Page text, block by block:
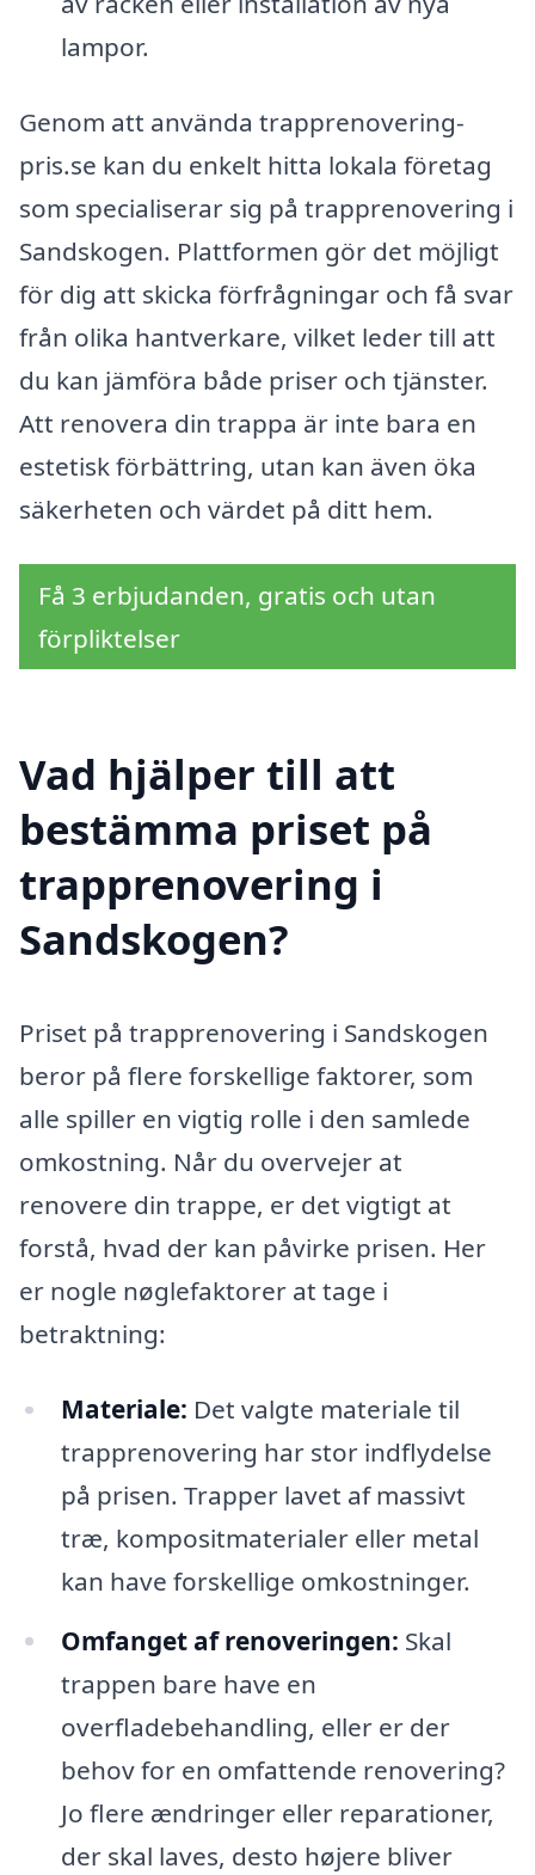
lampor.
Genom att använda trapprenovering-
pris.se kan du enkelt hitta lokala företag
som specialiserar sig på trapprenovering i
Sandskogen. Plattformen gör det möjligt
för dig att skicka förfrågningar och få svar
från olika hantverkare, vilket leder till att
du kan jämföra både priser och tjänster.
Att renovera din trappa är inte bara en
estetisk förbättring, utan kan även öka
säkerheten och värdet på ditt hem.
Få 3 erbjudanden, gratis och utan
förpliktelser
Vad hjälper till att
bestämma priset på
trapprenovering i
Sandskogen?
Priset på trapprenovering i Sandskogen
beror på flere forskellige faktorer, som
alle spiller en vigtig rolle i den samlede
omkostning. Når du overvejer at
renovere din trappe, er det vigtigt at
forstå, hvad der kan påvirke prisen. Her
er nogle nøglefaktorer at tage i
betraktning:
Materiale: Det valgte materiale til
trapprenovering har stor indflydelse
på prisen. Trapper lavet af massivt
træ, kompositmaterialer eller metal
kan have forskellige omkostninger.
Omfanget af renoveringen: Skal
trappen bare have en
overfladebehandling, eller er der
behov for en omfattende renovering?
Jo flere ændringer eller reparationer,
der skal laves, desto højere bliver